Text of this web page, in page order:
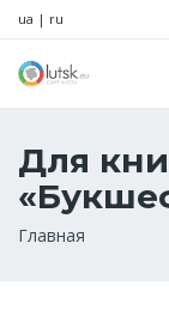
ua | ru
Для
Строка
Главная